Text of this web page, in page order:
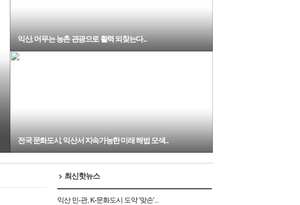
익산, 머무는 농촌 관광으로 활력 되찾는다...
전국 문화도시, 익산서 지속가능한 미래 해법 모색...
최신핫뉴스
익산 민-관, K-문화도시 도약 '맞손'...